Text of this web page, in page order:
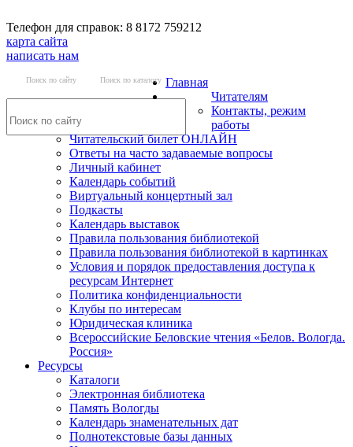
Телефон для справок: 8 8172 759212
карта сайта
написать нам
Поиск по сайту Поиск по каталогу Главная
Читателям
Контакты, режим
работы
Читательский билет ОНЛАЙН
Ответы на часто задаваемые вопросы
Личный кабинет
Календарь событий
Виртуальный концертный зал
Подкасты
Календарь выставок
Правила пользования библиотекой
Правила пользования библиотекой в картинках
Условия и порядок предоставления доступа к
ресурсам Интернет
Политика конфиденциальности
Клубы по интересам
Юридическая клиника
Всероссийские Беловские чтения «Белов. Вологда.
Россия»
Ресурсы
Каталоги
Электронная библиотека
Память Вологды
Календарь знаменательных дат
Полнотекстовые базы данных